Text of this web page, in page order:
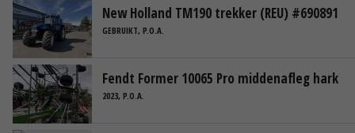
New Holland TM190 trekker (REU) #690891
GEBRUIKT, P.O.A.
Fendt Former 10065 Pro middenafleg hark
2023, P.O.A.